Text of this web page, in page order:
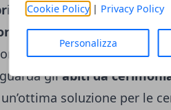
Cookie Policy| Privacy Policy
Personalizza
la soluzione ideale per
diurne. Meglio, invece,
indicativamente, dopo
gliabiti da
soluzione per le